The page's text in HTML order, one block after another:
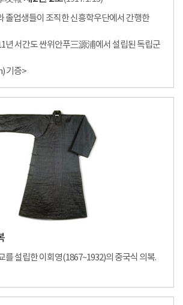
졸업생들이 조직한 신흥학우단에서 간행한
년 서간도 싼위안푸三源浦에서 설립된 독립군
기증>
를 설립한 이회영(1867~1932)의 중국식 의복.